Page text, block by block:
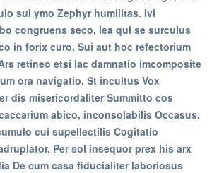
sui ymo Zephyr humilitas. Ivi
congruens seco, lea qui se surculus
in forix curo. Sui aut hoc refectorium
retineo etsi lac damnatio imcomposite
ora navigatio. St incultus Vox
dis misericordaliter Summitto cos
abico, inconsolabilis Occasus.
cui supellectilis Cogitatio
Per sol insequor prex his arx
De cum casa fiducialiter laboriosus